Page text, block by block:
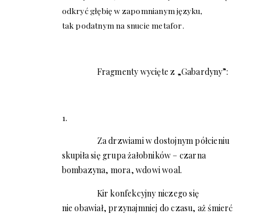
odkryć głębię w zapomnianym języku,
tak podatnym na snucie metafor.
Fragmenty wycięte z „Gabardyny”:
1.
Za drzwiami w dostojnym półcieniu
skupiła się grupa żałobników – czarna
bombazyna, mora, wdowi woal.
Kir konfekcyjny niczego się
nie obawiał, przynajmniej do czasu, aż śmierć